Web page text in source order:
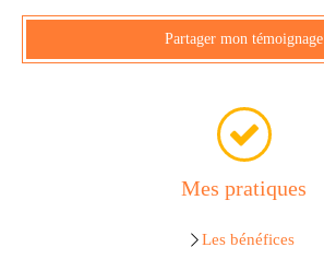
Partager mon témoignage
Mes pratiques
Les bénéfices